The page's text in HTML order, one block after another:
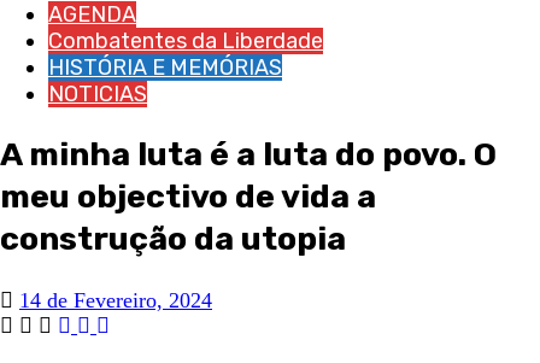
AGENDA
Combatentes da Liberdade
HISTÓRIA E MEMÓRIAS
NOTICIAS
A minha luta é a luta do povo. O
meu objectivo de vida a
construção da utopia
14 de Fevereiro, 2024